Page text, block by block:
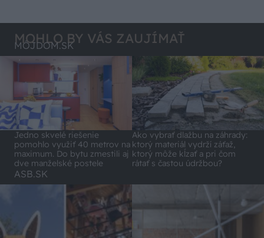
MOHLO BY VÁS ZAUJÍMAŤ
MÔJDOM.SK
Jedno skvelé riešenie
pomohlo využiť 40 metrov na
maximum. Do bytu zmestili aj
dve manželské postele
Ako vybrať dlažbu na záhrady:
ktorý materiál vydrží záťaž,
ktorý môže kĺzať a pri čom
rátať s častou údržbou?
ASB.SK